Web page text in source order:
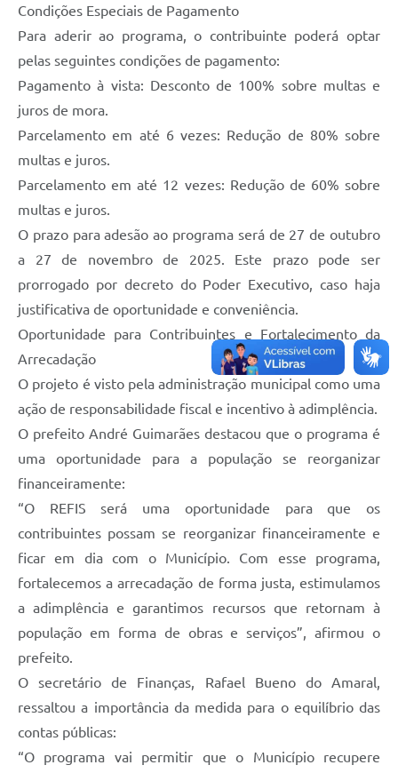
​Condições Especiais de Pagamento
​Para aderir ao programa, o contribuinte poderá optar
pelas seguintes condições de pagamento:
​Pagamento à vista: Desconto de 100% sobre multas e
juros de mora.
​Parcelamento em até 6 vezes: Redução de 80% sobre
multas e juros.
​Parcelamento em até 12 vezes: Redução de 60% sobre
multas e juros.
​O prazo para adesão ao programa será de 27 de outubro
a 27 de novembro de 2025. Este prazo pode ser
prorrogado por decreto do Poder Executivo, caso haja
justificativa de oportunidade e conveniência.
​Oportunidade para Contribuintes e Fortalecimento da
Arrecadação
​O projeto é visto pela administração municipal como uma
ação de responsabilidade fiscal e incentivo à adimplência.
​O prefeito André Guimarães destacou que o programa é
uma oportunidade para a população se reorganizar
financeiramente:
​“O REFIS será uma oportunidade para que os
contribuintes possam se reorganizar financeiramente e
ficar em dia com o Município. Com esse programa,
fortalecemos a arrecadação de forma justa, estimulamos
a adimplência e garantimos recursos que retornam à
população em forma de obras e serviços”, afirmou o
prefeito.
​O secretário de Finanças, Rafael Bueno do Amaral,
ressaltou a importância da medida para o equilíbrio das
contas públicas:
​“O programa vai permitir que o Município recupere